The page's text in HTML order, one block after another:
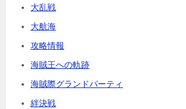
大乱戦
大航海
攻略情報
海賊王への軌跡
海賊際グランドパーティ
絆決戦